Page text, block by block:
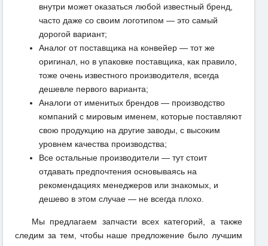
внутри может оказаться любой известный бренд,
часто даже со своим логотипом — это самый
дорогой вариант;
Аналог от поставщика на конвейер — тот же
оригинал, но в упаковке поставщика, как правило,
тоже очень известного производителя, всегда
дешевле первого варианта;
Аналоги от именитых брендов — производство
компаний с мировым именем, которые поставляют
свою продукцию на другие заводы, с высоким
уровнем качества производства;
Все остальные производители — тут стоит
отдавать предпочтения основываясь на
рекомендациях менеджеров или знакомых, и
дешево в этом случае — не всегда плохо.
Мы предлагаем запчасти всех категорий, а также
следим за тем, чтобы наше предложение было лучшим